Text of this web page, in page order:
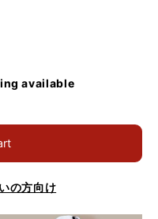
available
の方向け